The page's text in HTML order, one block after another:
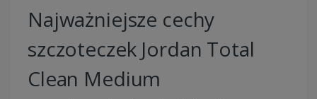
Najważniejsze cechy
szczoteczek Jordan Total
Clean Medium